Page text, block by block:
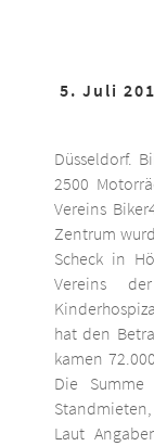
5. Juli
Düsseldorf.
2500
Vereins
Zentrum
Scheck in
Vereins
hat den
kamen
Die Summe
Laut